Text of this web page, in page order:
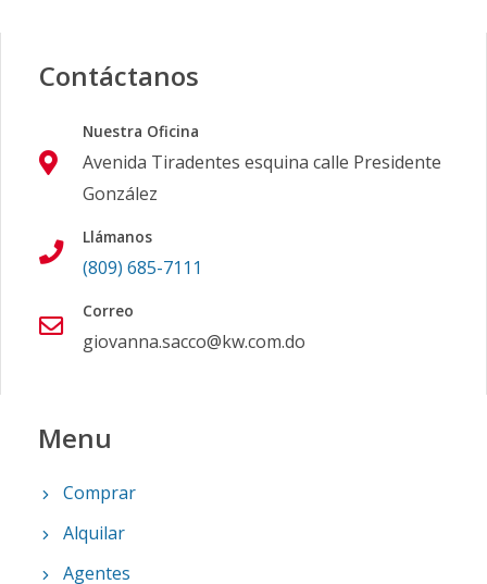
Contáctanos
Nuestra Oficina
Avenida Tiradentes esquina calle Presidente
González
Llámanos
(809) 685-7111
Correo
giovanna.sacco@kw.com.do
Menu
Comprar
Alquilar
Agentes